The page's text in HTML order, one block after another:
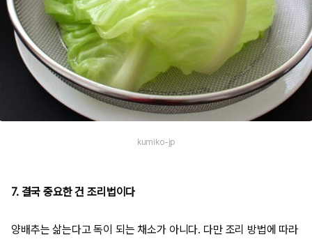
kumiko-jp
7. 결국 중요한 건 조리법이다
양배추는 삶는다고 독이 되는 채소가 아니다. 다만 조리 방법에 따라